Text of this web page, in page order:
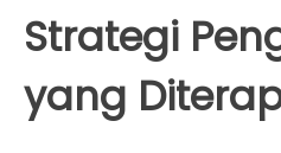
Strategi
yang